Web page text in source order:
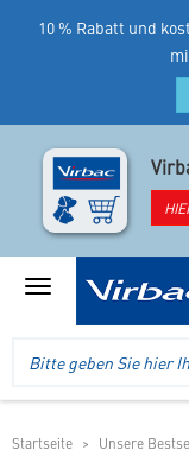
10 % Rabatt und
Produktmenü
Virbac
Ihr
Header
mobilen
Startseite
Unsere